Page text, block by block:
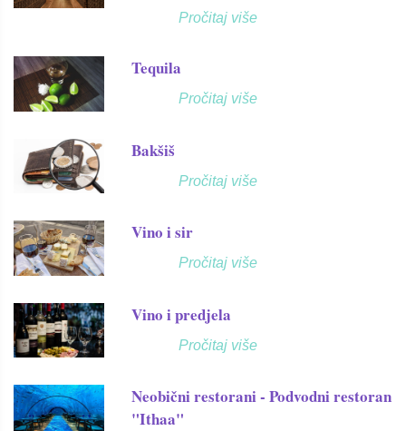
Pročitaj više
Tequila
Pročitaj više
Bakšiš
Pročitaj više
Vino i sir
Pročitaj više
Vino i predjela
Pročitaj više
Neobični restorani - Podvodni restoran
"Ithaa"